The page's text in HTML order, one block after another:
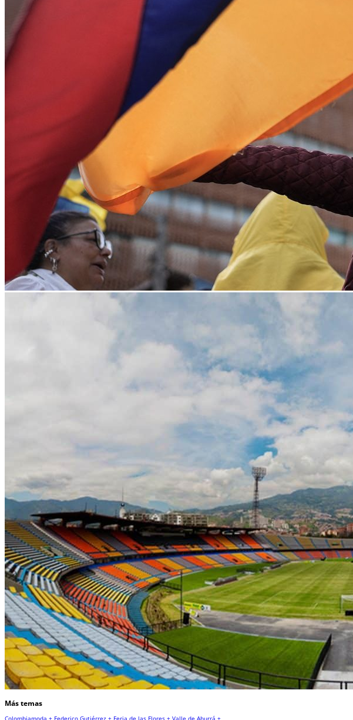
Más temas